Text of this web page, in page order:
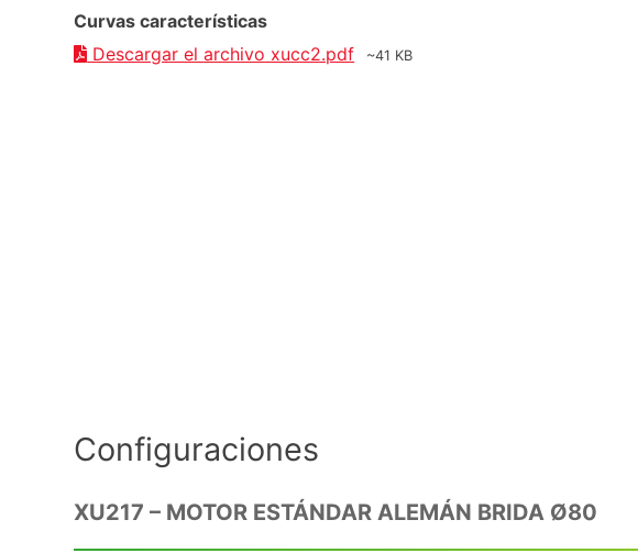
Curvas características
Descargar el archivo xucc2.pdf
~41 KB
Configuraciones
XU217 – MOTOR ESTÁNDAR ALEMÁN BRIDA Ø80